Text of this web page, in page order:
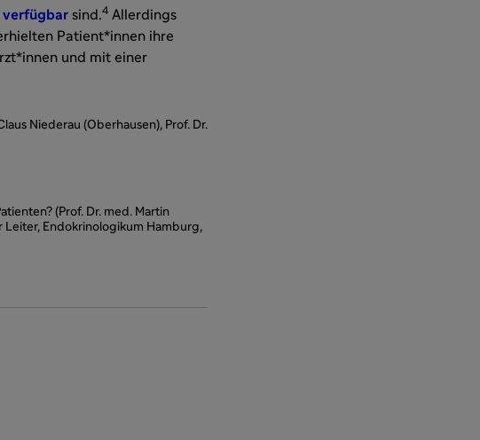
verfügbarsind.4Allerdings
Patient*innen ihre
und mit einer
Niederau (Oberhausen), Prof. Dr.
(Prof. Dr. med. Martin
Leiter, Endokrinologikum Hamburg,